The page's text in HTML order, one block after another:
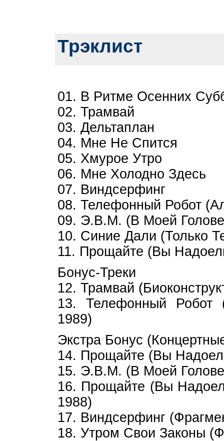
Трэклист
01. В Ритме Осенних
02. Трамвай
03. Дельтаплан
04. Мне Не Спится
05. Хмурое Утро
06. Мне Холодно Здесь
07. Виндсерфинг
08. Телефонный Робот
09. Э.В.М. (В Моей
10. Синие Дали (Только
11. Прощайте (Вы
Бонус-Треки
12. Трамвай
13. Телефонный Робот
1989)
Экстра Бонус
14. Прощайте (Вы
15. Э.В.М. (В Моей
16. Прощайте (Вы
1988)
17. Виндсерфинг
18. Утром Свои